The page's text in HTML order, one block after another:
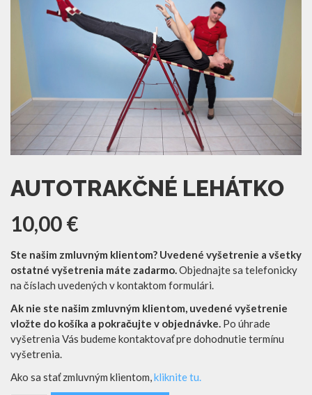
AUTOTRAKČNÉ LEHÁTKO
10,00€
Ste našim zmluvným klientom? Uvedené vyšetrenie a všetky
ostatné vyšetrenia máte zadarmo.Objednajte sa telefonicky
na číslach uvedených v kontaktom formulári.
Ak nie ste našim zmluvným klientom, uvedené vyšetrenie
vložte do košíka a pokračujte v objednávke. Po úhrade
vyšetrenia Vás budeme kontaktovať pre dohodnutie termínu
vyšetrenia.
Ako sa stať zmluvným klientom,kliknite tu.